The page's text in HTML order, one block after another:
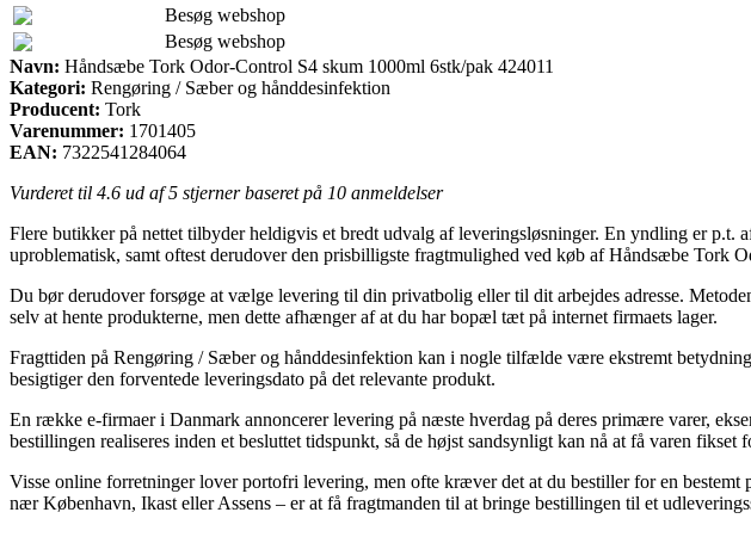
Besøg webshop
Besøg webshop
Navn: Håndsæbe Tork Odor-Control S4 skum 1000ml 6stk/pak 424011
Kategori: Rengøring / Sæber og hånddesinfektion
Producent: Tork
Varenummer: 1701405
EAN: 7322541284064
Vurderet til 4.6 ud af 5 stjerner baseret på 10 anmeldelser
Flere butikker på nettet tilbyder heldigvis et bredt udvalg af leveringsløsninger. En yndling er p.t.
uproblematisk, samt oftest derudover den prisbilligste fragtmulighed ved køb af Håndsæbe Tork
Du bør derudover forsøge at vælge levering til din privatbolig eller til dit arbejdes adresse.
selv at hente produkterne, men dette afhænger af at du har bopæl tæt på internet firmaets lager.
Fragttiden på Rengøring / Sæber og hånddesinfektion kan i nogle tilfælde være ekstremt
besigtiger den forventede leveringsdato på det relevante produkt.
En række e-firmaer i Danmark annoncerer levering på næste hverdag på deres primære varer,
bestillingen realiseres inden et besluttet tidspunkt, så de højst sandsynligt kan nå at få varen fikset
Visse online forretninger lover portofri levering, men ofte kræver det at du bestiller for en
nær København, Ikast eller Assens – er at få fragtmanden til at bringe bestillingen til et